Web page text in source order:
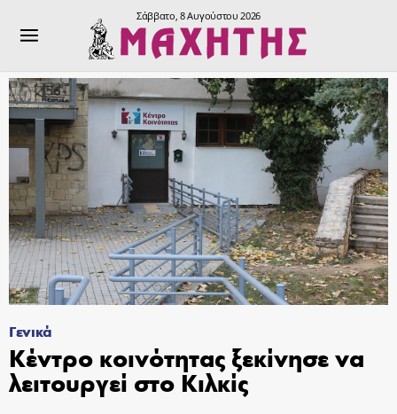
Σάββατο, 8 Αυγούστου 2026
Γενικά
Κέντρο κοινότητας ξεκίνησε να
λειτουργεί στο Κιλκίς